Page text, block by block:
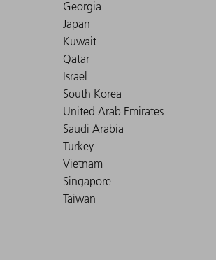
Georgia
Japan
Kuwait
Qatar
Israel
South Korea
United Arab Emirates
Saudi Arabia
Turkey
Vietnam
Singapore
Taiwan